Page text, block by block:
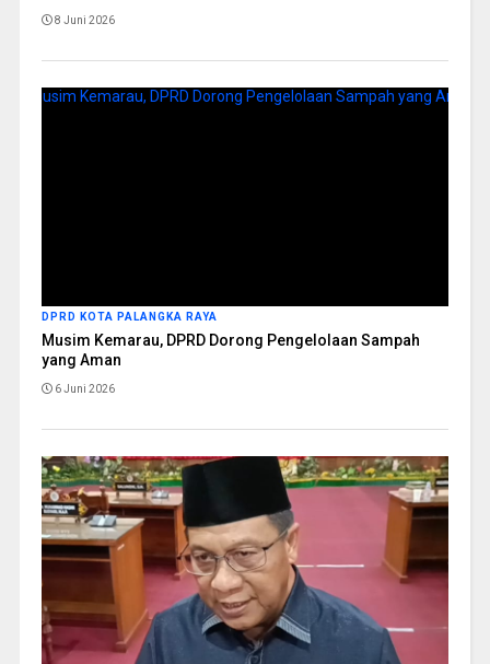
8 Juni 2026
DPRD KOTA PALANGKA RAYA
Musim Kemarau, DPRD Dorong Pengelolaan Sampah
yang Aman
6 Juni 2026